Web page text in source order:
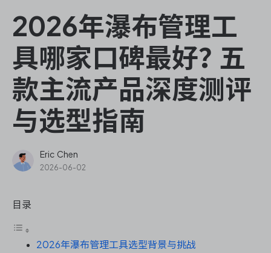
ONES Assistant
敏捷研发管理
企业知识库管理
研发效能管理
2026年瀑布管理工
具哪家口碑最好？五
款主流产品深度测评
与选型指南
Eric Chen
2026-06-02
目录
2026年瀑布管理工具选型背景与挑战